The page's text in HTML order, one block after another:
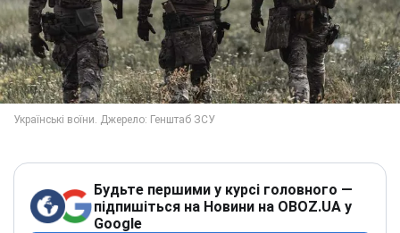
Будьте першими у курсі головного —
підпишіться на Новини на OBOZ.UA у
Google